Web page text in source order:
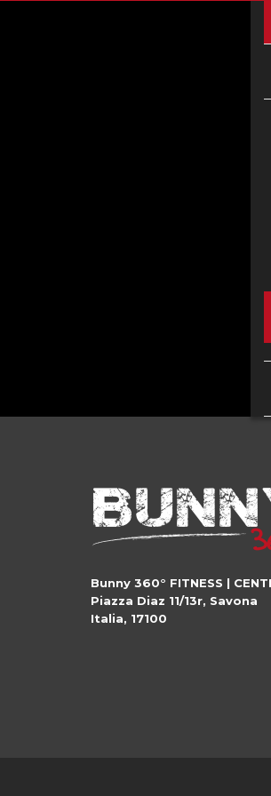
Bunny 360° FITNESS |
Piazza Diaz 11/13r, Savona
Italia, 17100